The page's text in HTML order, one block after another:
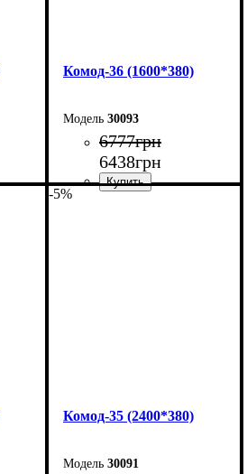
Комод-36 (1600*380)
30093
6777грн
6438грн
-5%
Комод-35 (2400*380)
30091